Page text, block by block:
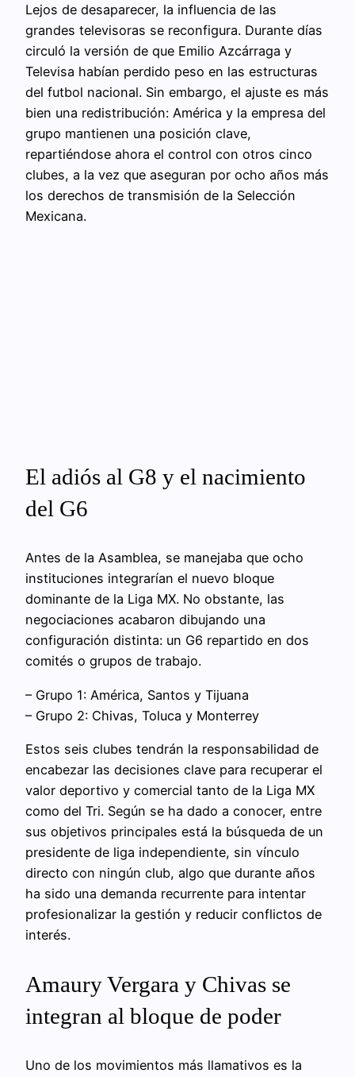
Lejos de desaparecer, la influencia de las
grandes televisoras se reconfigura. Durante días
circuló la versión de que Emilio Azcárraga y
Televisa habían perdido peso en las estructuras
del futbol nacional. Sin embargo, el ajuste es más
bien una redistribución: América y la empresa del
grupo mantienen una posición clave,
repartiéndose ahora el control con otros cinco
clubes, a la vez que aseguran por ocho años más
los derechos de transmisión de la Selección
Mexicana.
El adiós al G8 y el nacimiento
del G6
Antes de la Asamblea, se manejaba que ocho
instituciones integrarían el nuevo bloque
dominante de la Liga MX. No obstante, las
negociaciones acabaron dibujando una
configuración distinta: un G6 repartido en dos
comités o grupos de trabajo.
– Grupo 1: América, Santos y Tijuana
– Grupo 2: Chivas, Toluca y Monterrey
Estos seis clubes tendrán la responsabilidad de
encabezar las decisiones clave para recuperar el
valor deportivo y comercial tanto de la Liga MX
como del Tri. Según se ha dado a conocer, entre
sus objetivos principales está la búsqueda de un
presidente de liga independiente, sin vínculo
directo con ningún club, algo que durante años
ha sido una demanda recurrente para intentar
profesionalizar la gestión y reducir conflictos de
interés.
Amaury Vergara y Chivas se
integran al bloque de poder
Uno de los movimientos más llamativos es la